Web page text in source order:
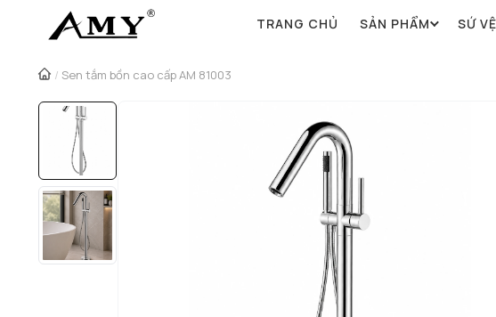
TRANG CHỦ SẢN PHẨM SỨ
/ Sen tắm bồn cao cấp AM 81003